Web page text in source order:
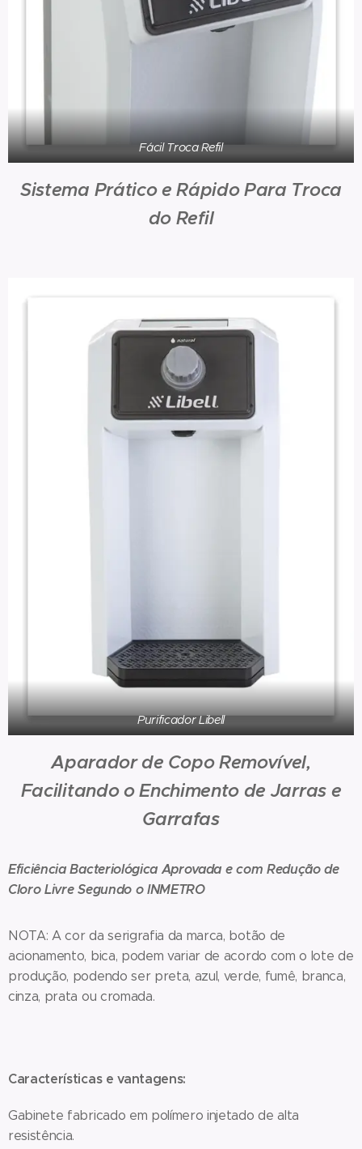
Fácil Troca Refil
Sistema Prático e Rápido Para Troca
do Refil
Purificador Libell
Aparador de Copo Removível,
Facilitando o Enchimento de Jarras e
Garrafas
Eficiência Bacteriológica Aprovada e com Redução de
Cloro Livre Segundo o INMETRO
NOTA: A cor da serigrafia da marca, botão de
acionamento, bica, podem variar de acordo com o lote de
produção, podendo ser preta, azul, verde, fumê, branca,
cinza, prata ou cromada.
Características e vantagens:
Gabinete fabricado em polímero injetado de alta
resistência.